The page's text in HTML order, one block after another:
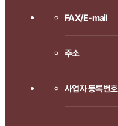
FAX/E-mail
주소
사업자 등록번호